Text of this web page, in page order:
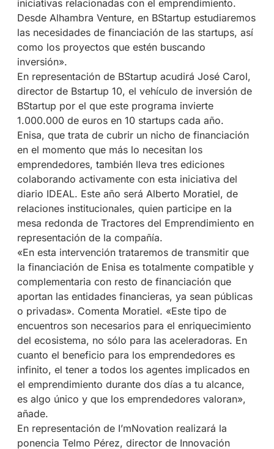
iniciativas relacionadas con el emprendimiento.
Desde Alhambra Venture, en BStartup estudiaremos
las necesidades de financiación de las startups, así
como los proyectos que estén buscando
inversión».
En representación de BStartup acudirá José Carol,
director de Bstartup 10, el vehículo de inversión de
BStartup por el que este programa invierte
1.000.000 de euros en 10 startups cada año.
Enisa, que trata de cubrir un nicho de financiación
en el momento que más lo necesitan los
emprendedores, también lleva tres ediciones
colaborando activamente con esta iniciativa del
diario IDEAL. Este año será Alberto Moratiel, de
relaciones institucionales, quien participe en la
mesa redonda de Tractores del Emprendimiento en
representación de la compañía.
«En esta intervención trataremos de transmitir que
la financiación de Enisa es totalmente compatible y
complementaria con resto de financiación que
aportan las entidades financieras, ya sean públicas
o privadas». Comenta Moratiel. «Este tipo de
encuentros son necesarios para el enriquecimiento
del ecosistema, no sólo para las aceleradoras. En
cuanto el beneficio para los emprendedores es
infinito, el tener a todos los agentes implicados en
el emprendimiento durante dos días a tu alcance,
es algo único y que los emprendedores valoran»,
añade.
En representación de I’mNovation realizará la
ponencia Telmo Pérez, director de Innovación